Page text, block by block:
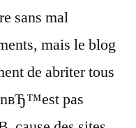
sans mal
mais le blog
de abriter tous
pas